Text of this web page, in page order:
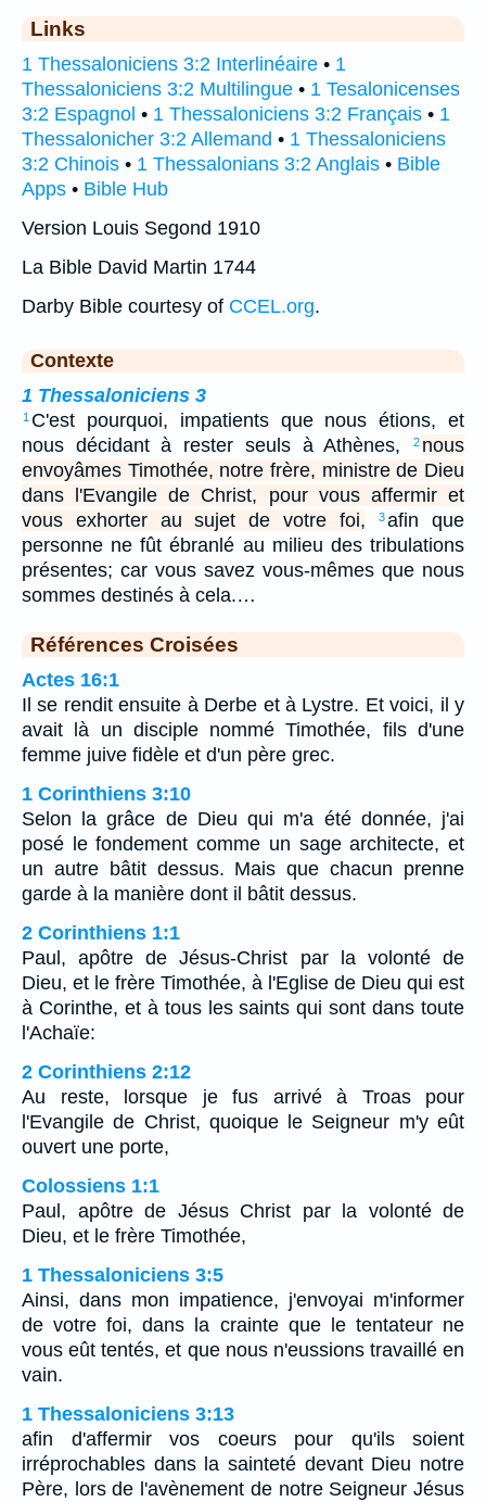
Links
1 Thessaloniciens 3:2 Interlinéaire • 1
Thessaloniciens 3:2 Multilingue • 1 Tesalonicenses
3:2 Espagnol • 1 Thessaloniciens 3:2 Français • 1
Thessalonicher 3:2 Allemand • 1 Thessaloniciens
3:2 Chinois • 1 Thessalonians 3:2 Anglais • Bible
Apps • Bible Hub
Version Louis Segond 1910
La Bible David Martin 1744
Darby Bible courtesy of CCEL.org.
Contexte
1 Thessaloniciens 3
1 C'est pourquoi, impatients que nous étions, et
nous décidant à rester seuls à Athènes,
2 nous
envoyâmes Timothée, notre frère, ministre de Dieu
dans l'Evangile de Christ, pour vous affermir et
vous exhorter au sujet de votre foi,
3afin que
personne ne fût ébranlé au milieu des tribulations
présentes; car vous savez vous-mêmes que nous
sommes destinés à cela.…
Références Croisées
Actes 16:1
Il se rendit ensuite à Derbe et à Lystre. Et voici, il y
avait là un disciple nommé Timothée, fils d'une
femme juive fidèle et d'un père grec.
1 Corinthiens 3:10
Selon la grâce de Dieu qui m'a été donnée, j'ai
posé le fondement comme un sage architecte, et
un autre bâtit dessus. Mais que chacun prenne
garde à la manière dont il bâtit dessus.
2 Corinthiens 1:1
Paul, apôtre de Jésus-Christ par la volonté de
Dieu, et le frère Timothée, à l'Eglise de Dieu qui est
à Corinthe, et à tous les saints qui sont dans toute
l'Achaïe:
2 Corinthiens 2:12
Au reste, lorsque je fus arrivé à Troas pour
l'Evangile de Christ, quoique le Seigneur m'y eût
ouvert une porte,
Colossiens 1:1
Paul, apôtre de Jésus Christ par la volonté de
Dieu, et le frère Timothée,
1 Thessaloniciens 3:5
Ainsi, dans mon impatience, j'envoyai m'informer
de votre foi, dans la crainte que le tentateur ne
vous eût tentés, et que nous n'eussions travaillé en
vain.
1 Thessaloniciens 3:13
afin d'affermir vos coeurs pour qu'ils soient
irréprochables dans la sainteté devant Dieu notre
Père, lors de l'avènement de notre Seigneur Jésus